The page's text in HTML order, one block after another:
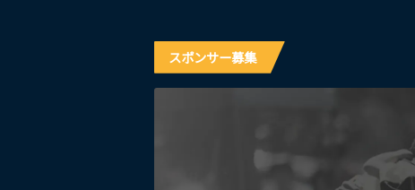
スポンサー募集